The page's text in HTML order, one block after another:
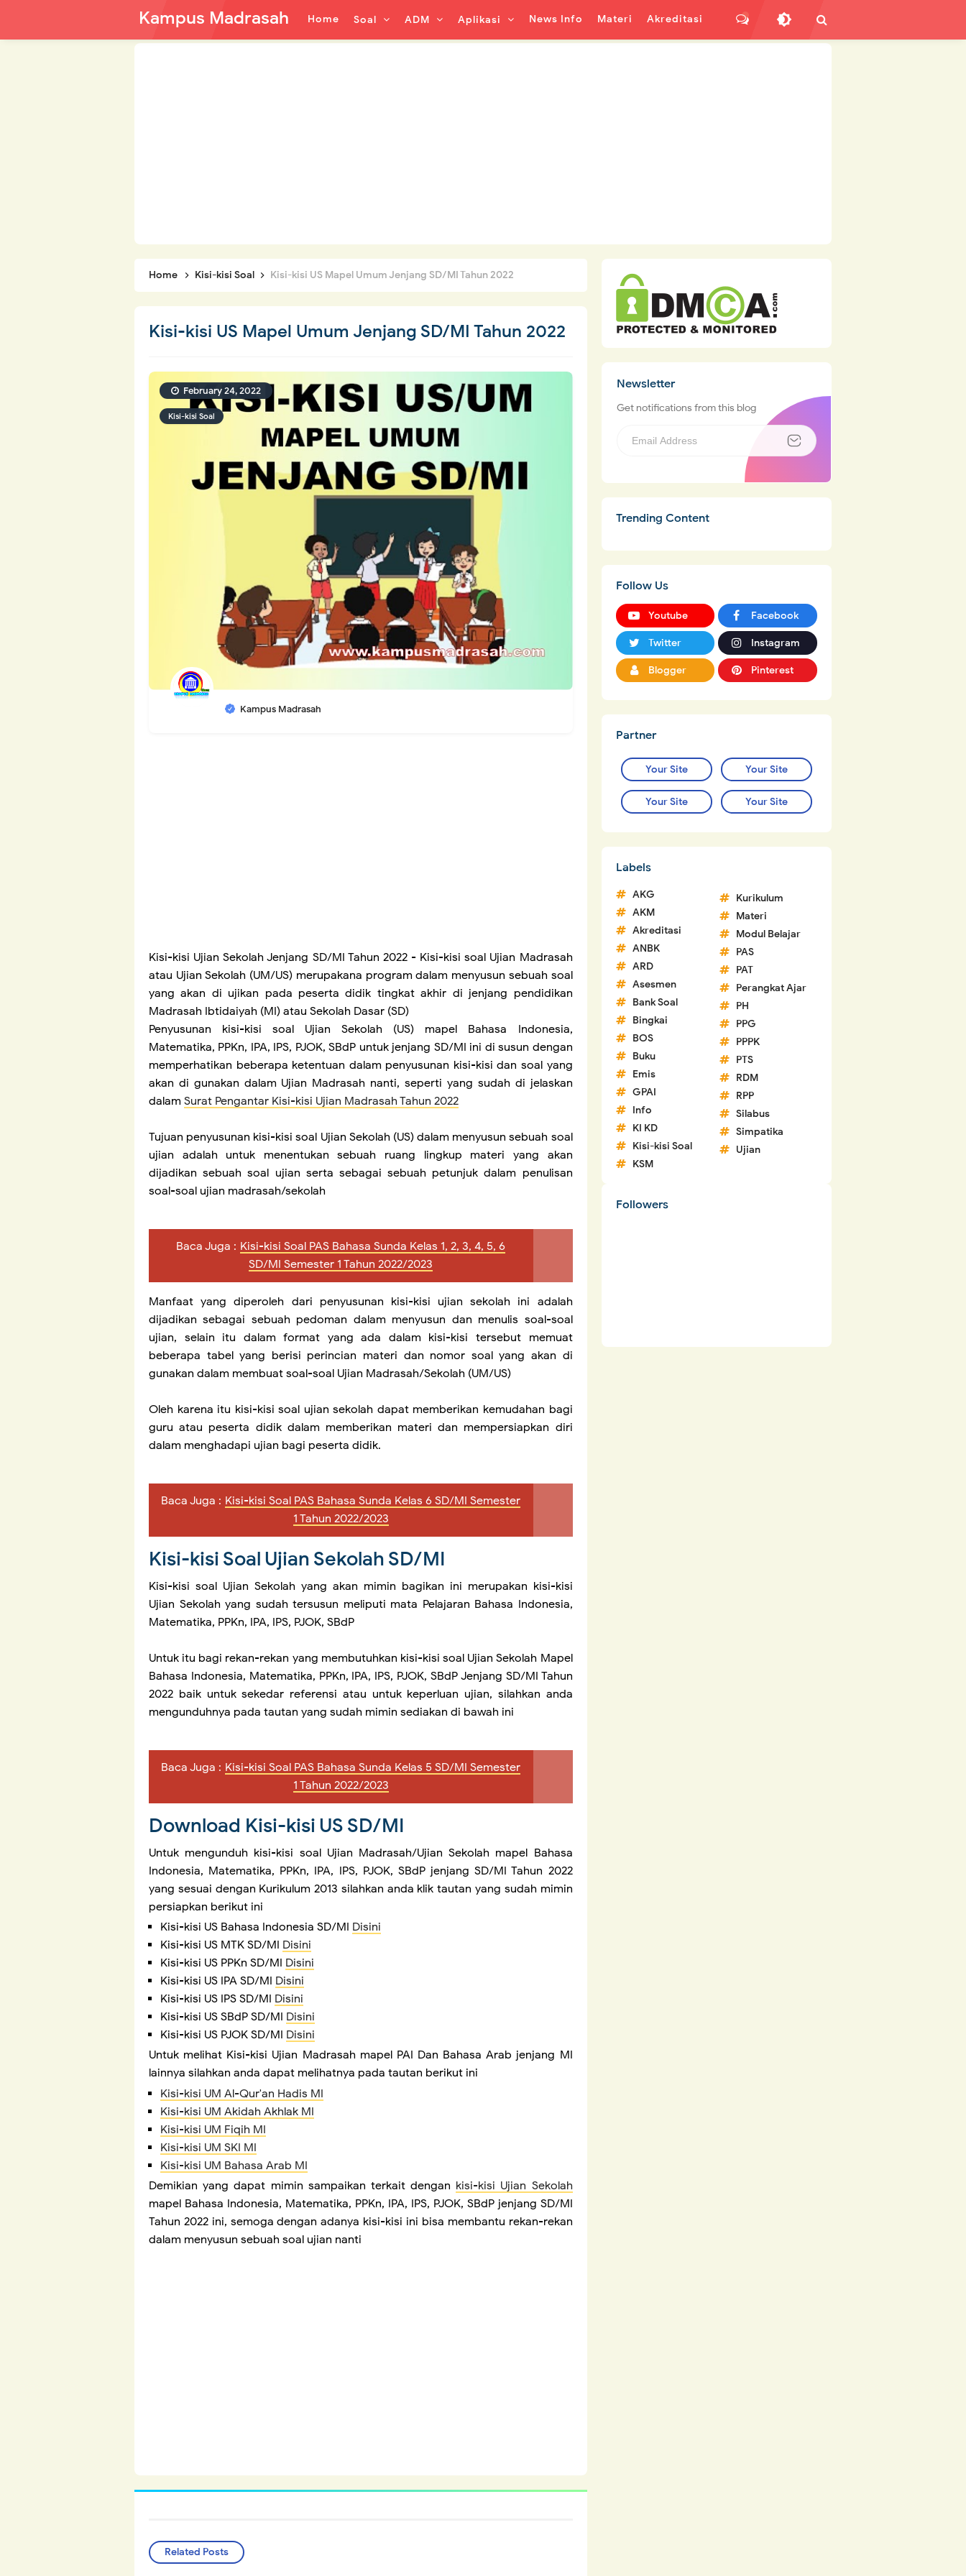
Kampus Madrasah Home Soal ADM Aplikasi News Info Materi Akreditasi
Home Kisi-kisi Soal Kisi-kisi US Mapel Umum Jenjang SD/MI Tahun 2022
Kisi-kisi US Mapel Umum Jenjang SD/MI Tahun 2022
Kisi-kisi Soal
Kampus Madrasah
February 24, 2022
Kisi-kisi Ujian SekolahJenjang SD/MI Tahun 2022 - Kisi-kisi soal Ujian Madrasah
atau Ujian Sekolah (UM/US) merupakana program dalam menyusun sebuah soal
yang akan di ujikan pada peserta didik tingkat akhir di jenjang pendidikan
Madrasah Ibtidaiyah (MI) atau Sekolah Dasar (SD)
Penyusunan kisi-kisi soal Ujian Sekolah (US) mapel Bahasa Indonesia,
Matematika, PPKn, IPA, IPS, PJOK, SBdP untuk jenjang SD/MI ini di susun dengan
memperhatikan beberapa ketentuan dalam penyusunan kisi-kisi dan soal yang
akan di gunakan dalam Ujian Madrasah nanti, seperti yang sudah di jelaskan
dalam Surat Pengantar Kisi-kisi Ujian Madrasah Tahun 2022
Tujuan penyusunan kisi-kisi soal Ujian Sekolah (US) dalam menyusun sebuah soal
ujian adalah untuk menentukan sebuah ruang lingkup materi yang akan
dijadikan sebuah soal ujian serta sebagai sebuah petunjuk dalam penulisan
soal-soal ujian madrasah/sekolah
Baca Juga : Kisi-kisi Soal PAS Bahasa Sunda Kelas 1, 2, 3, 4, 5, 6
SD/MI Semester 1 Tahun 2022/2023
Manfaat yang diperoleh dari penyusunan kisi-kisi ujian sekolah ini adalah
dijadikan sebagai sebuah pedoman dalam menyusun dan menulis soal-soal
ujian, selain itu dalam format yang ada dalam kisi-kisi tersebut memuat
beberapa tabel yang berisi perincian materi dan nomor soal yang akan di
gunakan dalam membuat soal-soal Ujian Madrasah/Sekolah (UM/US)
Oleh karena itu kisi-kisi soal ujian sekolah dapat memberikan kemudahan bagi
guru atau peserta didik dalam memberikan materi dan mempersiapkan diri
dalam menghadapi ujian bagi peserta didik.
Baca Juga : Kisi-kisi Soal PAS Bahasa Sunda Kelas 6 SD/MI Semester
1 Tahun 2022/2023
Kisi-kisi Soal Ujian Sekolah SD/MI
Kisi-kisi soal Ujian Sekolah yang akan mimin bagikan ini merupakan kisi-kisi
Ujian Sekolah yang sudah tersusun meliputi mata Pelajaran Bahasa Indonesia,
Matematika, PPKn, IPA, IPS, PJOK, SBdP
Untuk itu bagi rekan-rekan yang membutuhkan kisi-kisi soal Ujian Sekolah Mapel
Bahasa Indonesia, Matematika, PPKn, IPA, IPS, PJOK, SBdP Jenjang SD/MI Tahun
2022 baik untuk sekedar referensi atau untuk keperluan ujian, silahkan anda
mengunduhnya pada tautan yang sudah mimin sediakan di bawah ini
Baca Juga : Kisi-kisi Soal PAS Bahasa Sunda Kelas 5 SD/MI Semester
1 Tahun 2022/2023
Download Kisi-kisi US SD/MI
Untuk mengunduh kisi-kisi soal Ujian Madrasah/Ujian Sekolah mapel Bahasa
Indonesia, Matematika, PPKn, IPA, IPS, PJOK, SBdP jenjang SD/MI Tahun 2022
yang sesuai dengan Kurikulum 2013 silahkan anda klik tautan yang sudah mimin
persiapkan berikut ini
Kisi-kisi US Bahasa Indonesia SD/MI Disini
Kisi-kisi US MTK SD/MI Disini
Kisi-kisi US PPKn SD/MI Disini
Kisi-kisi US IPA SD/MI Disini
Kisi-kisi US IPS SD/MI Disini
Kisi-kisi US SBdP SD/MI Disini
Kisi-kisi US PJOK SD/MI Disini
Untuk melihat Kisi-kisi Ujian Madrasah mapel PAI Dan Bahasa Arab jenjang MI
lainnya silahkan anda dapat melihatnya pada tautan berikut ini
Kisi-kisi UM Al-Qur'an Hadis MI
Kisi-kisi UM Akidah Akhlak MI
Kisi-kisi UM Fiqih MI
Kisi-kisi UM SKI MI
Kisi-kisi UM Bahasa Arab MI
Demikian yang dapat mimin sampaikan terkait dengan kisi-kisi Ujian Sekolah
mapel Bahasa Indonesia, Matematika, PPKn, IPA, IPS, PJOK, SBdP jenjang SD/MI
Tahun 2022 ini, semoga dengan adanya kisi-kisi ini bisa membantu rekan-rekan
dalam menyusun sebuah soal ujian nanti
Related Posts
Newsletter
Get notifications from this blog
Trending Content
Follow Us
Youtube Facebook
Twitter Instagram
Blogger Pinterest
Partner
Your Site Your Site
Your Site Your Site
Labels
AKG
AKM
Akreditasi
ANBK
ARD
Asesmen
Bank Soal
Bingkai
BOS
Buku
Emis
GPAI
Info
KI KD
Kisi-kisi Soal
KSM
Kurikulum
Materi
Modul Belajar
PAS
PAT
Perangkat Ajar
PH
PPG
PPPK
PTS
RDM
RPP
Silabus
Simpatika
Ujian
Followers